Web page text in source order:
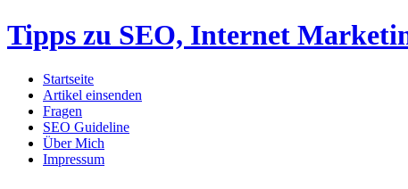
Tipps zu SEO, Internet
Startseite
Artikel einsenden
Fragen
SEO Guideline
Über Mich
Impressum